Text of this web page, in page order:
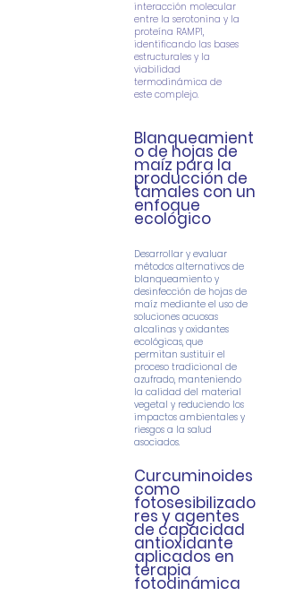
interacción molecular
entre la serotonina y la
proteína RAMP1,
identificando las bases
estructurales y la
viabilidad
termodinámica de
este complejo.
Blanqueamient
o de hojas de
maíz para la
producción de
tamales con un
enfoque
ecológico
Desarrollar y evaluar
métodos alternativos de
blanqueamiento y
desinfección de hojas de
maíz mediante el uso de
soluciones acuosas
alcalinas y oxidantes
ecológicas, que
permitan sustituir el
proceso tradicional de
azufrado, manteniendo
la calidad del material
vegetal y reduciendo los
impactos ambientales y
riesgos a la salud
asociados.
Curcuminoides
como
fotosesibilizado
res y agentes
de capacidad
antioxidante
aplicados en
terapia
fotodinámica